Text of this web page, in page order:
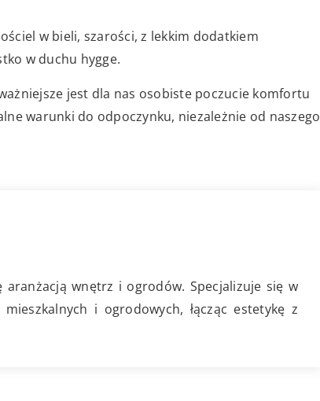
w bieli, szarości, z lekkim dodatkiem
w duchu hygge.
jest dla nas osobiste poczucie komfortu
warunki do odpoczynku, niezależnie od naszego
aranżacją wnętrz i ogrodów. Specjalizuje się w
i ogrodowych, łącząc estetykę z